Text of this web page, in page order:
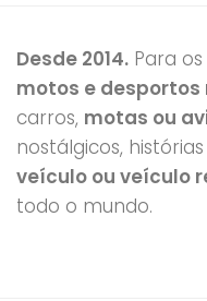
Desde 2014. Para
motos e
carros, motas ou
nostálgicos,
veículo ou veículo
todo o mundo.